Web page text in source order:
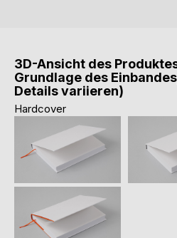
3D-Ansicht des
Grundlage des
Details variieren)
Hardcover